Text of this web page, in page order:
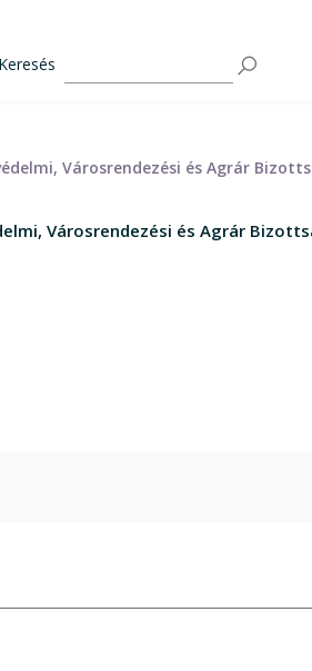
Keresés
Városrendezési és Agrár
Városrendezési és Agrár